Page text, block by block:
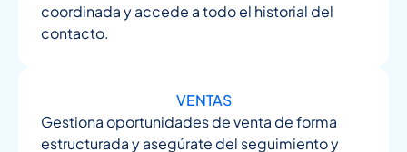
coordinada y accede a todo el historial del
contacto.
VENTAS
Gestiona oportunidades de venta de forma
estructurada y asegúrate del seguimiento y